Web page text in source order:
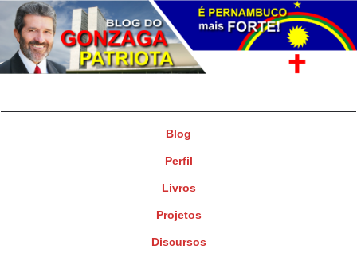
Blog
Perfil
Livros
Projetos
Discursos